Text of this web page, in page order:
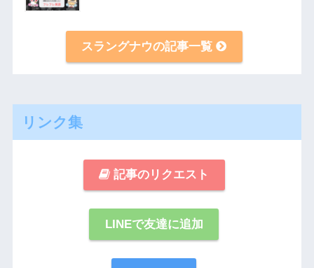
スラングナウの記事一覧
リンク集
記事のリクエスト
LINEで友達に追加